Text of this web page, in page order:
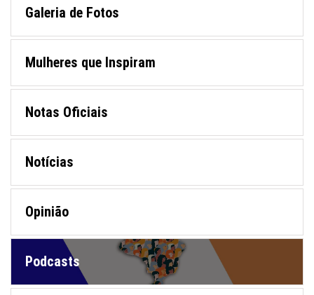
Galeria de Fotos
Mulheres que Inspiram
Notas Oficiais
Notícias
Opinião
Podcasts